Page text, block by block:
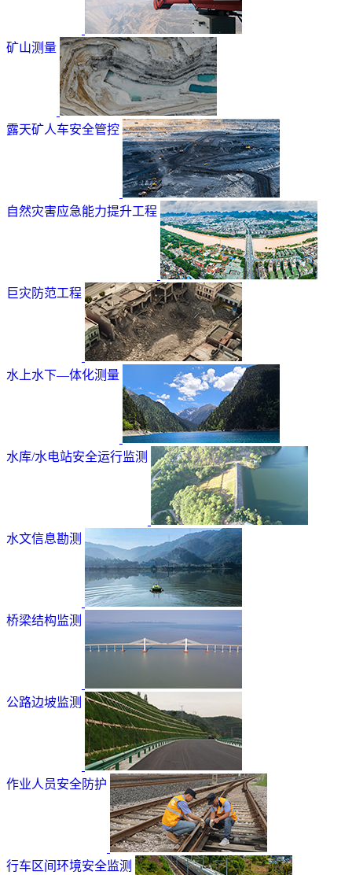
矿山测量
露天矿人车安全管控
自然灾害应急能力提升工程
巨灾防范工程
水上水下—体化测量
水库/水电站安全运行监测
水文信息勘测
桥梁结构监测
公路边坡监测
作业人员安全防护
行车区间环境安全监测